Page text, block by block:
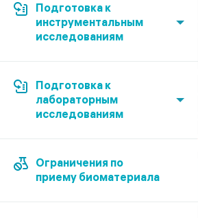
Подготовка к
инструментальным
исследованиям
Подготовка к
лабораторным
исследованиям
Ограничения по
приему биоматериала